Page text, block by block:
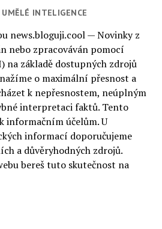
INTELIGENCE
news.bloguji.cool — Novinky z
nebo zpracováván pomocí
na základě dostupných zdrojů
o maximální přesnost a
k nepřesnostem, neúplným
interpretaci faktů. Tento
informačním účelům. U
informací doporučujeme
a důvěryhodných zdrojů.
bereš tuto skutečnost na